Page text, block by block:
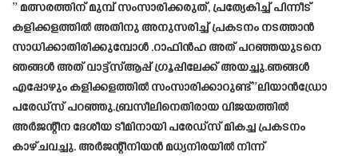
” മത്സരത്തിന് മുമ്പ് സംസാരിക്കരുത്, പ്രത്യേകിച്ച് പിന്നീട്
കളിക്കളത്തിൽ അതിനു അനുസരിച്ച് പ്രകടനം നടത്താൻ
സാധിക്കാതിരിക്കുമ്പോൾ .റാഫിൻഹ അത് പറഞ്ഞയുടനെ
ഞങ്ങൾ അത് വാട്ട്‌സ്ആപ്പ് ഗ്രൂപ്പിലേക്ക് അയച്ചു.ഞങ്ങൾ
എപ്പോഴും കളിക്കളത്തിൽ സംസാരിക്കാറുണ്ട്”ലിയാൻഡ്രോ
പരേഡ്സ് പറഞ്ഞു.ബ്രസീലിനെതിരായ വിജയത്തിൽ
അർജന്റീന ദേശീയ ടീമിനായി പരേഡ്സ് മികച്ച പ്രകടനം
കാഴ്ചവച്ചു. അർജന്റീനിയൻ മധ്യനിരയിൽ നിന്ന്